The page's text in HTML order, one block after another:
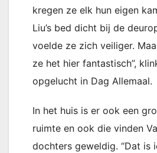
kregen ze elk hun eigen
Liu’s bed dicht bij de
voelde ze zich veiliger.
ze het hier fantastisch”,
opgelucht in Dag Allemaal.
In het huis is er ook een
ruimte en ook die vinden
dochters geweldig. “Dat is